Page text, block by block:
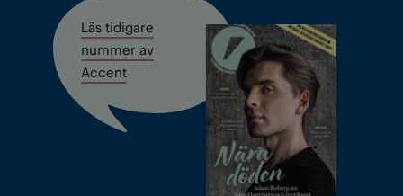
Läs tidigare
nummer av
Accent